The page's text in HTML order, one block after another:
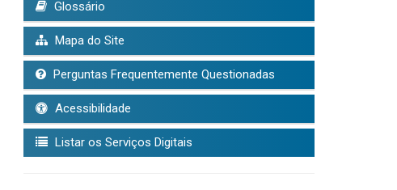
Glossário
Mapa do Site
Perguntas Frequentemente Questionadas
Acessibilidade
Listar os Serviços Digitais